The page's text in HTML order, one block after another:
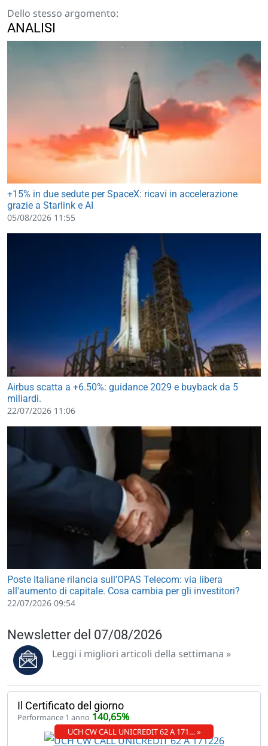
Dello stesso argomento:
ANALISI
+15% in due sedute per SpaceX: ricavi in accelerazione
grazie a Starlink e AI
05/08/2026 11:55
Airbus scatta a +6.50%: guidance 2029 e buyback da 5
miliardi.
22/07/2026 11:06
Poste Italiane rilancia sull'OPAS Telecom: via libera
all'aumento di capitale. Cosa cambia per gli investitori?
22/07/2026 09:54
Newsletter del 07/08/2026
Leggi i migliori articoli della settimana »
Il Certificato del giorno
Performance 1 anno 140,65%
UCH CW CALL UNICREDIT 62 A 171… »